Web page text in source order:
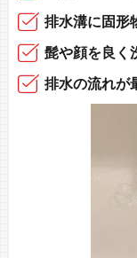
排水溝に固形
髭や顔を良く
排水の流れが